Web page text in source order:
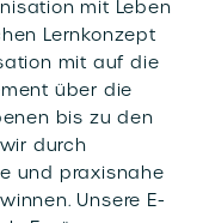
mit Leben
Lernkonzept
mit auf die
über die
bis zu den
durch
und praxisnahe
Unsere E-